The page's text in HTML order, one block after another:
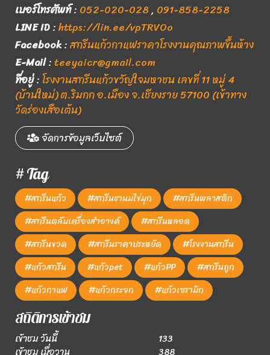
เบอร์โทรศัพท์: 052-020-028, 091-858-2258
LINE ID:https://lin.ee/vpTRVOo
Facebook:สกรีนแก้วกาแฟราคาโรงงานคุณภาพขึ้นห้าง
E-Mail:teeyaicr@gmail.com
ที่อยู่:โรงงานสกรีนแก้วขวัญใจมหาชน เลขที่ 11 หมู่ 4
(บ้านใหม่) ต.ริมกก อ.เมือง จ.เชียงราย 57100 (เข้าทาง
วัดร่องเสือเต้น)
จัดการข้อมูลเว็บไซต์
# Tag
#สกรีนแก้ว #สกรีนชานมไข่มุก
#สกรีนพลาสติก
#สกรีนตลับเครื่องสำอางค์
#สกรีนหลอด
#สกรีนขวด
#สกรีนราคาประหยัด
#โรงงานสกรีน
#แก้วสกรีน
#แก้วpet #แก้วPP
#สกรีนถูก
#แก้วกาแฟ
#แก้วกระจก #แก้วเซรามิก
สถิติการเข้าชม
เข้าชม วันนี้
133